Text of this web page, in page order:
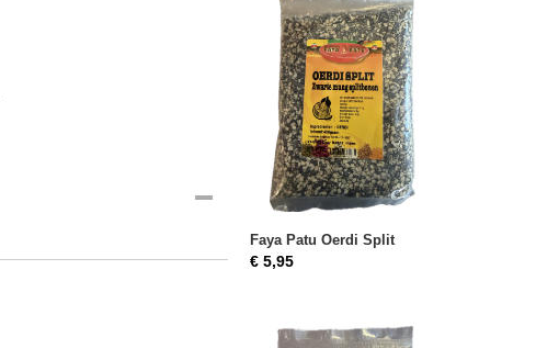
Faya Patu Oerdi Split
€ 5,95